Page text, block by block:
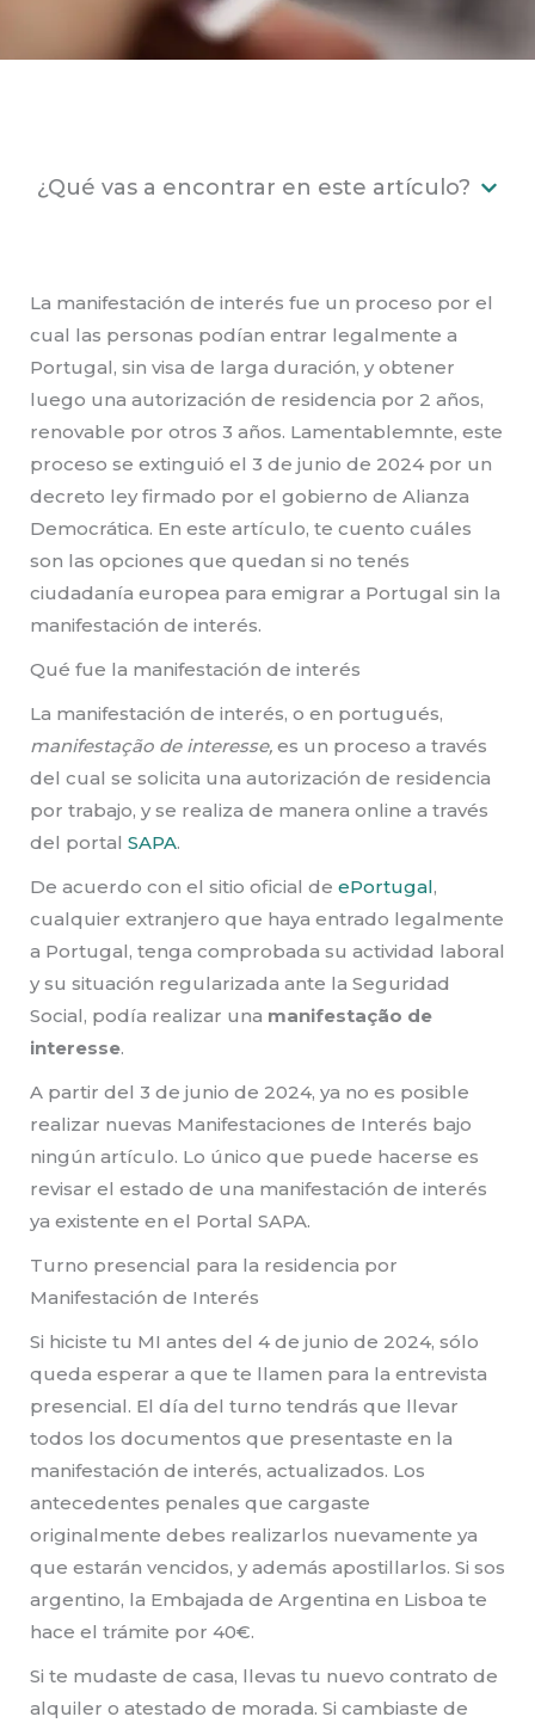
¿Qué vas a encontrar en este artículo?
La manifestación de interés fue un proceso por el
cual las personas podían entrar legalmente a
Portugal, sin visa de larga duración, y obtener
luego una autorización de residencia por 2 años,
renovable por otros 3 años. Lamentablemnte, este
proceso se extinguió el 3 de junio de 2024 por un
decreto ley firmado por el gobierno de Alianza
Democrática. En este artículo, te cuento cuáles
son las opciones que quedan si no tenés
ciudadanía europea para emigrar a Portugal sin la
manifestación de interés.
Qué fue la manifestación de interés
La manifestación de interés, o en portugués,
manifestação de interesse, es un proceso a través
del cual se solicita una autorización de residencia
por trabajo, y se realiza de manera online a través
del portal SAPA.
De acuerdo con el sitio oficial de ePortugal,
cualquier extranjero que haya entrado legalmente
a Portugal, tenga comprobada su actividad laboral
y su situación regularizada ante la Seguridad
Social, podía realizar una manifestação de
interesse.
A partir del 3 de junio de 2024, ya no es posible
realizar nuevas Manifestaciones de Interés bajo
ningún artículo. Lo único que puede hacerse es
revisar el estado de una manifestación de interés
ya existente en el Portal SAPA.
Turno presencial para la residencia por
Manifestación de Interés
Si hiciste tu MI antes del 4 de junio de 2024, sólo
queda esperar a que te llamen para la entrevista
presencial. El día del turno tendrás que llevar
todos los documentos que presentaste en la
manifestación de interés, actualizados. Los
antecedentes penales que cargaste
originalmente debes realizarlos nuevamente ya
que estarán vencidos, y además apostillarlos. Si sos
argentino, la Embajada de Argentina en Lisboa te
hace el trámite por 40€.
Si te mudaste de casa, llevas tu nuevo contrato de
alquiler o atestado de morada. Si cambiaste de